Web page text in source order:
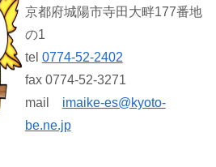
京都府城陽市寺田大畔177番地
の1
tel 0774-52-2402
fax 0774-52-3271
mail imaike-es@kyoto-
be.ne.jp